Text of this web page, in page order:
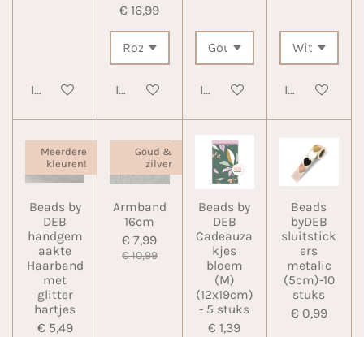
In winkelwagen
€ 16,99
In winkelwagenIn winkelwagen
In
Meerdere
kleuren!
Beads by
DEB
handgem
aakte
Haarband
met
glitter
hartjes
€ 5,49
Goud &
zilver
Armband
16cm
€ 7,99
€ 10,99
Beads by
DEB
Cadeauza
kjes
bloem
(M)
(12x19cm)
- 5 stuks
€ 1,39
Beads
byDEB
sluitstick
ers
metalic
(5cm)-10
stuks
€ 0,99